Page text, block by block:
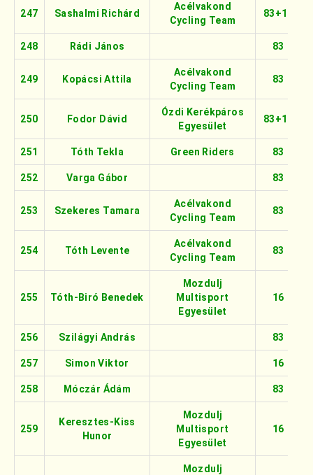
247 Sashalmi Richárd
Acélvakond
Cycling Team
83+16
248 Rádi János 83
249 Kopácsi Attila
Acélvakond
Cycling Team
83
250 Fodor Dávid
Ózdi Kerékpáros
Egyesület
83+16
251 Tóth Tekla Green Riders 83
252 Varga Gábor 83
253 Szekeres Tamara
Acélvakond
Cycling Team
83
254 Tóth Levente
Acélvakond
Cycling Team
83
255 Tóth-Biró Benedek
Mozdulj
Multisport
Egyesület
16
256 Szilágyi András 83
257 Simon Viktor 16
258 Móczár Ádám 83
259
Keresztes-Kiss
Hunor
Mozdulj
Multisport
Egyesület
16
Mozdulj